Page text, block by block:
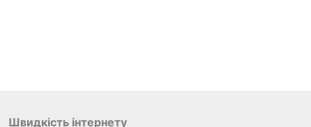
Швидкість інтернету